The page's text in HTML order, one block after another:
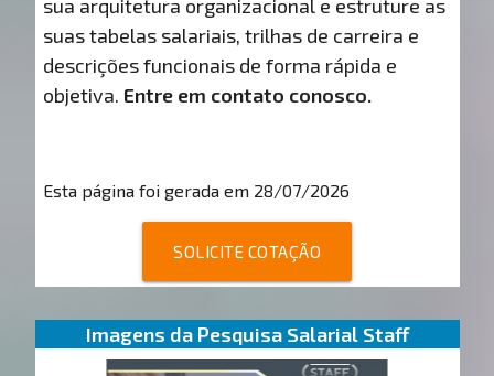
sua arquitetura organizacional e estruture as
suas tabelas salariais, trilhas de carreira e
descrições funcionais de forma rápida e
objetiva. Entre em contato conosco.
Esta página foi gerada em 28/07/2026
SOLICITE COTAÇÃO
Imagens da Pesquisa Salarial Staff